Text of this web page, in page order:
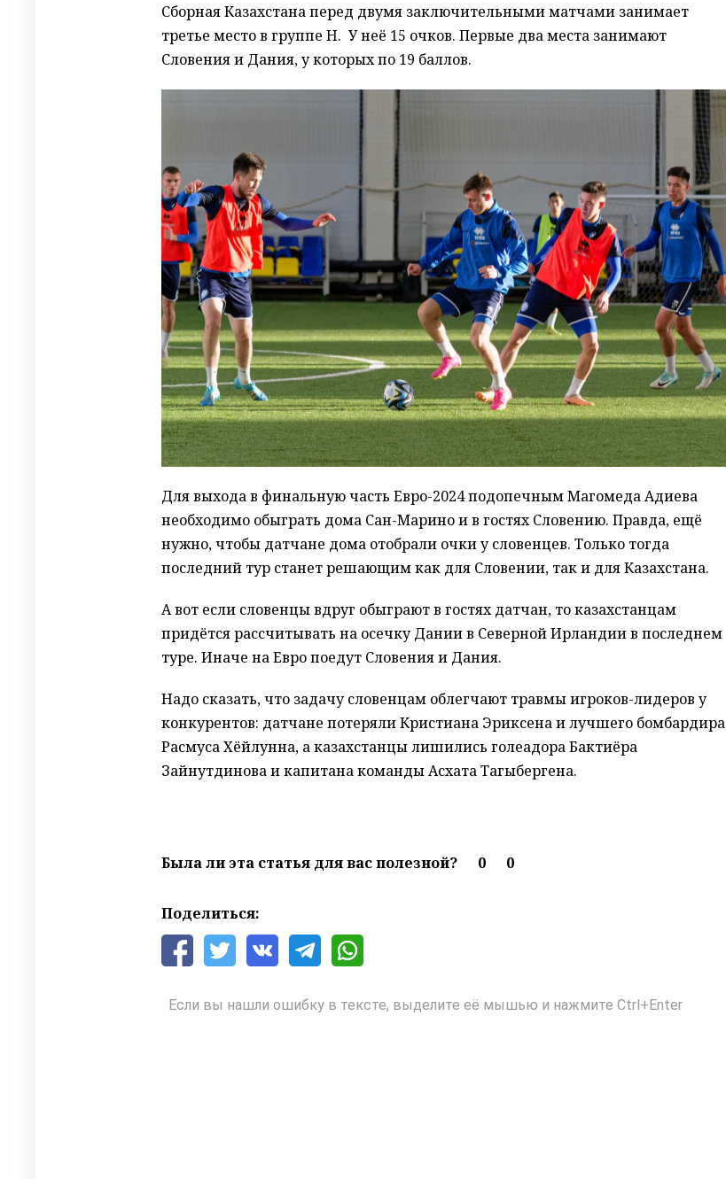
Сборная Казахстана перед двумя заключительными матчами занимает
третье место в группе H. У неё 15 очков. Первые два места занимают
Словения и Дания, у которых по 19 баллов.
Для выхода в финальную часть Евро-2024 подопечным Магомеда Адиева
необходимо обыграть дома Сан-Марино и в гостях Словению. Правда, ещё
нужно, чтобы датчане дома отобрали очки у словенцев. Только тогда
последний тур станет решающим как для Словении, так и для Казахстана.
А вот если словенцы вдруг обыграют в гостях датчан, то казахстанцам
придётся рассчитывать на осечку Дании в Северной Ирландии в последнем
туре. Иначе на Евро поедут Словения и Дания.
Надо сказать, что задачу словенцам облегчают травмы игроков-лидеров у
конкурентов: датчане потеряли Кристиана Эриксена и лучшего бомбардира
Расмуса Хёйлунна, а казахстанцы лишились голеадора Бактиёра
Зайнутдинова и капитана команды Асхата Тагыбергена.
Была ли эта статья для вас полезной? 0 0
Поделиться:
Если вы нашли ошибку в тексте, выделите её мышью и нажмите Ctrl+Enter